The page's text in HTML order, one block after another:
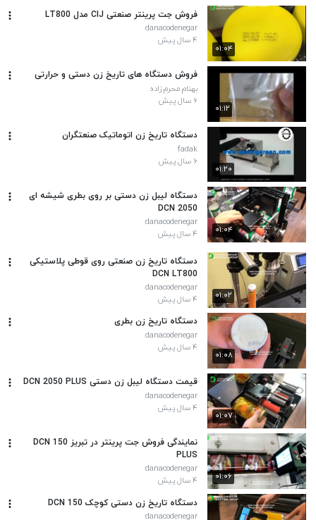
۰۱:۰۴
فروش جت پرینتر صنعتی CIJ مدل LT800
danacodenegar
۴ سال پیش
۰۱:۱۲
فروش دستگاه های تاریخ زن دستی و حرارتی
بهنام محرم زاده
۶ سال پیش
۰۱:۲۰
دستگاه تاریخ زن اتوماتیک صنعتگران
fadak
۶ سال پیش
۰۱:۰۴
دستگاه لیبل زن دستی بر روی بطری شیشه ای
DCN 2050
danacodenegar
۴ سال پیش
۰۱:۰۲
دستگاه تاریخ زن صنعتی روی قوطی پلاستیکی
DCN LT800
danacodenegar
۴ سال پیش
۰۱:۰۸
دستگاه تاریخ زن بطری
danacodenegar
۴ سال پیش
۰۱:۰۷
قیمت دستگاه لیبل زن دستی DCN 2050 PLUS
danacodenegar
۴ سال پیش
۰۱:۰۶
نمایندگی فروش جت پرینتر در تبریز DCN 150
PLUS
danacodenegar
۴ سال پیش
دستگاه تاریخ زن دستی کوچک DCN 150
danacodenegar